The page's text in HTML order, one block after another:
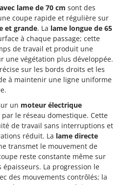
de terre pour tracteur
tracteur
tracteur
lame de 70 cm sont des
coupe rapide et régulière sur
et grande. La lame longue de 65
à chaque passage; cette
de travail et produit une
une végétation plus développée.
sur les bords droits et les
à maintenir une ligne uniforme
un moteur électrique
le réseau domestique. Cette
de travail sans interruptions et
réduit. La lame directe
transmet le mouvement de
reste constante même sur
La progression le
des mouvements contrôlés; la